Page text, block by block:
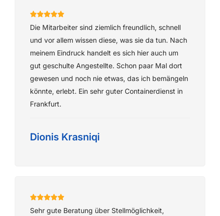
Die Mitarbeiter sind ziemlich freundlich, schnell
und vor allem wissen diese, was sie da tun. Nach
meinem Eindruck handelt es sich hier auch um
gut geschulte Angestellte. Schon paar Mal dort
gewesen und noch nie etwas, das ich bemängeln
könnte, erlebt. Ein sehr guter Containerdienst in
Frankfurt.
Dionis Krasniqi
Sehr gute Beratung über Stellmöglichkeit,